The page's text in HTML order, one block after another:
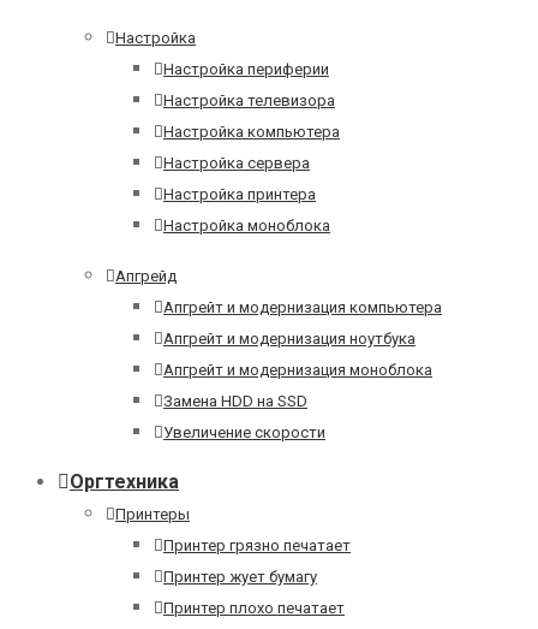
Настройка
Настройка периферии
Настройка телевизора
Настройка компьютера
Настройка сервера
Настройка принтера
Настройка моноблока
Апгрейд
Апгрейт и модернизация компьютера
Апгрейт и модернизация ноутбука
Апгрейт и модернизация моноблока
Замена HDD на SSD
Увеличение скорости
Оргтехника
Принтеры
Принтер грязно печатает
Принтер жует бумагу
Принтер плохо печатает